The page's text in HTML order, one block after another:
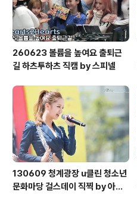
260623 볼륨을 높여요 출퇴근
길 하츠투하츠 직캠 by 스피넬
130609 청계광장 u클린 청소년
문화마당 걸스데이 직찍 by 아데